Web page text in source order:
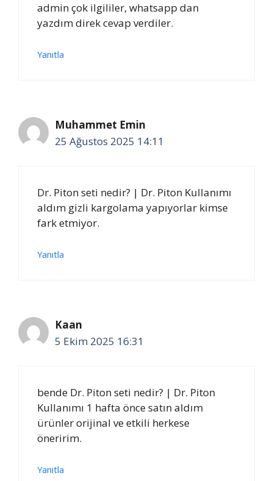
admin çok ilgililer, whatsapp dan
yazdım direk cevap verdiler.
Yanıtla
Muhammet Emin
25 Ağustos 2025 14:11
Dr. Piton seti nedir? | Dr. Piton Kullanımı
aldım gizli kargolama yapıyorlar kimse
fark etmiyor.
Yanıtla
Kaan
5 Ekim 2025 16:31
bende Dr. Piton seti nedir? | Dr. Piton
Kullanımı 1 hafta önce satın aldım
ürünler orijinal ve etkili herkese
öneririm.
Yanıtla